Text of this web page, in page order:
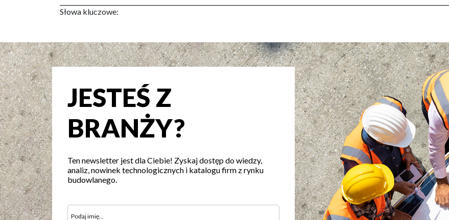
Słowa kluczowe:
JESTEŚ Z
BRANŻY?
Ten newsletter jest dla Ciebie! Zyskaj dostęp do wiedzy,
analiz, nowinek technologicznych i katalogu firm z rynku
budowlanego.